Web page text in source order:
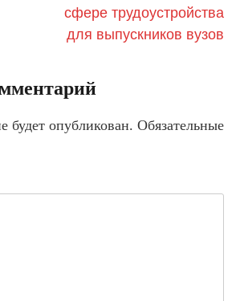
сфере трудоустройства
для выпускников вузов
будет опубликован. Обязательные